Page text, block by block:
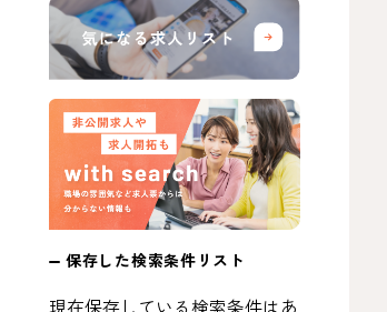
保存した検索条件リスト
現在保存している検索条件はあ